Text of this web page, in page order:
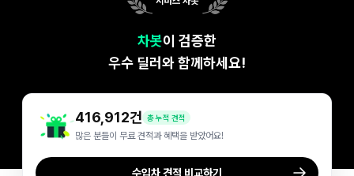
차봇이 검증한
우수 딜러와 함께하세요!
416,912건 총 누적 견적
많은 분들이 무료 견적과 혜택을 받았어요!
수입차 견적 비교하기